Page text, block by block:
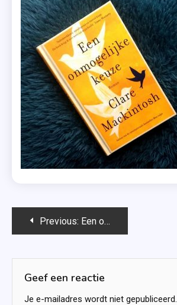
Bericht
Previous: Een onmogelijke keuze – Clare Mackintosh
Geef een reactie
Je e-mailadres wordt niet gepubliceerd.